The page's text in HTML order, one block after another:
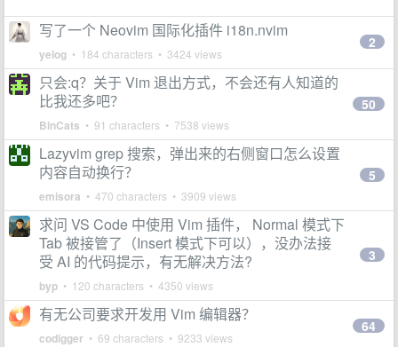
写了一个 Neovim 国际化插件 i18n.nvim
yelog • 184 characters • 3424 views
2
只会:q？关于 Vim 退出方式，不会还有人知道的
比我还多吧？
BinCats • 91 characters • 7538 views
50
Lazyvim grep 搜索，弹出来的右侧窗口怎么设置
内容自动换行？
emisora • 470 characters • 3909 views
5
求问 VS Code 中使用 Vim 插件， Normal 模式下
Tab 被接管了（Insert 模式下可以），没办法接
受 AI 的代码提示，有无解决方法?
byp • 120 characters • 4350 views
3
有无公司要求开发用 Vim 编辑器？
codigger • 69 characters • 9233 views
64